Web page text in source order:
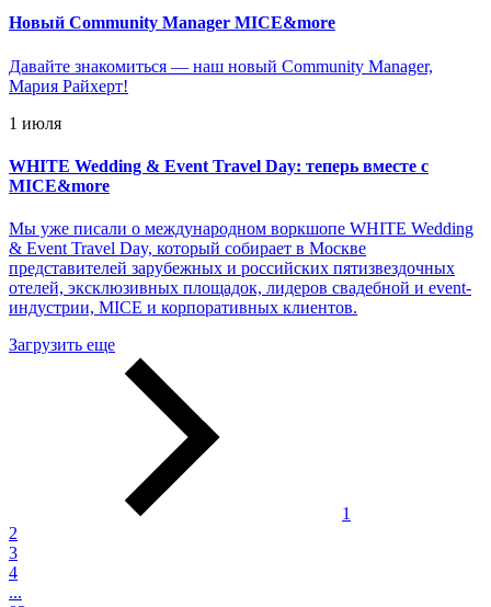
Новый Community Manager MICE&more
Давайте знакомиться — наш новый Community Manager,
Мария Райхерт!
1 июля
WHITE Wedding & Event Travel Day: теперь вместе с
MICE&more
Мы уже писали о международном воркшопе WHITE Wedding
& Event Travel Day, который собирает в Москве
представителей зарубежных и российских пятизвездочных
отелей, эксклюзивных площадок, лидеров свадебной и event-
индустрии, MICE и корпоративных клиентов.
Загрузить еще
1
2
3
4
...